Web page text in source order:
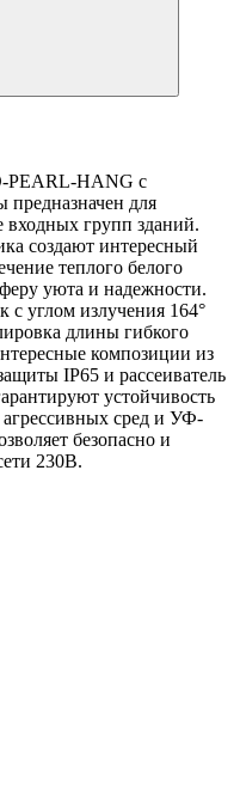
PEARL-HANG с
для
входных групп зданий.
создают интересный
теплого белого
уюта и надежности.
углом излучения 164°
длины гибкого
композиции из
IP65 и рассеиватель
устойчивость
агрессивных сред и УФ-
безопасно и
230В.